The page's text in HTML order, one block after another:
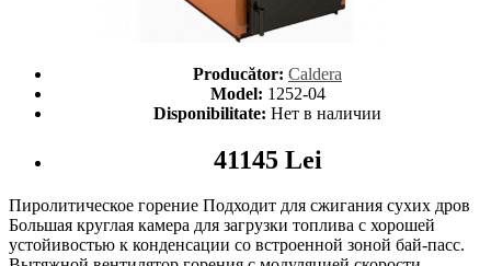
Producător: Caldera
Model: 1252-04
Disponibilitate: Нет в наличии
41145 Lei
Пиролитическое горение Подходит для сжигания сухих дров
Большая круглая камера для загрузки топлива с хорошей
устойивостью к конденсации со встроенной зоной бай-пасс.